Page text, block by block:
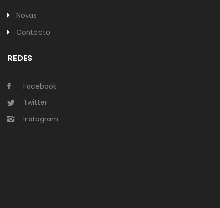
Novas
Contacto
REDES
Facebook
Twitter
Instagram